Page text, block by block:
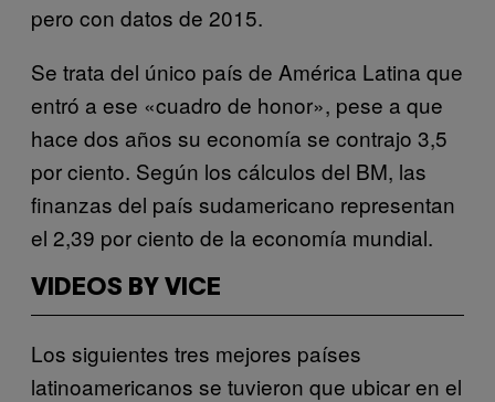
pero con datos de 2015.
Se trata del único país de América Latina que
entró a ese «cuadro de honor», pese a que
hace dos años su economía se contrajo 3,5
por ciento. Según los cálculos del BM, las
finanzas del país sudamericano representan
el 2,39 por ciento de la economía mundial.
VIDEOS BY VICE
Los siguientes tres mejores países
latinoamericanos se tuvieron que ubicar en el